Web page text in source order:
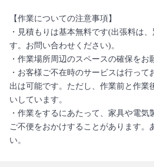
【作業についての注意事項】
・見積もりは基本無料です(出張料は
す。お問い合わせください)。
・作業場所周辺のスペースの確保をお
・お客様ご不在時のサービスは行っ
出は可能です。ただし、作業前と作業
いしています。
・作業をするにあたって、家具や電気
ご不便をおかけすることがあります。
い。